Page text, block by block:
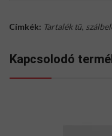
Címkék: Tartalék tű,
Kapcsolodó